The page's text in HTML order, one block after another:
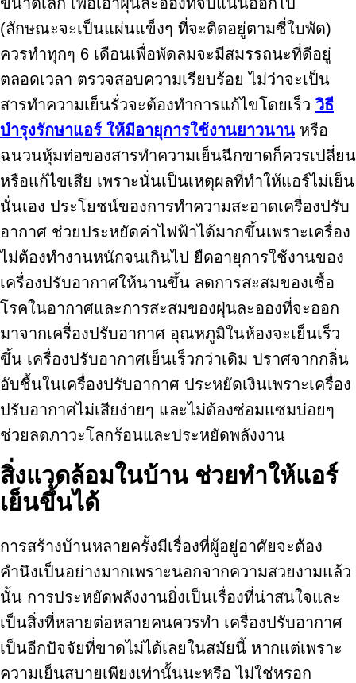
(ลักษณะจะเป็นแผ่นแข็งๆ ที่จะติดอยู่ตามซี่ใบพัด)
ควรทำทุกๆ 6 เดือนเพื่อพัดลมจะมีสมรรถนะที่ดีอยู่
ตลอดเวลา ตรวจสอบความเรียบร้อย ไม่ว่าจะเป็น
สารทำความเย็นรั่วจะต้องทำการแก้ไขโดยเร็ว วิธี
บำรุงรักษาแอร์ ให้มีอายุการใช้งานยาวนาน หรือ
ฉนวนหุ้มท่อของสารทำความเย็นฉีกขาดก็ควรเปลี่ยน
หรือแก้ไขเสีย เพราะนั่นเป็นเหตุผลที่ทำให้แอร์ไม่เย็น
นั่นเอง ประโยชน์ของการทำความสะอาดเครื่องปรับ
อากาศ ช่วยประหยัดค่าไฟฟ้าได้มากขึ้นเพราะเครื่อง
ไม่ต้องทำงานหนักจนเกินไป ยืดอายุการใช้งานของ
เครื่องปรับอากาศให้นานขึ้น ลดการสะสมของเชื้อ
โรคในอากาศและการสะสมของฝุ่นละอองที่จะออก
มาจากเครื่องปรับอากาศ อุณหภูมิในห้องจะเย็นเร็ว
ขึ้น เครื่องปรับอากาศเย็นเร็วกว่าเดิม ปราศจากกลิ่น
อับชื้นในเครื่องปรับอากาศ ประหยัดเงินเพราะเครื่อง
ปรับอากาศไม่เสียง่ายๆ และไม่ต้องซ่อมแซมบ่อยๆ
ช่วยลดภาวะโลกร้อนและประหยัดพลังงาน
สิ่งแวดล้อมในบ้าน ช่วยทำให้แอร์
เย็นขึ้นได้
การสร้างบ้านหลายครั้งมีเรื่องที่ผู้อยู่อาศัยจะต้อง
คำนึงเป็นอย่างมากเพราะนอกจากความสวยงามแล้ว
นั้น การประหยัดพลังงานยิ่งเป็นเรื่องที่น่าสนใจและ
เป็นสิ่งที่หลายต่อหลายคนควรทำ เครื่องปรับอากาศ
เป็นอีกปัจจัยที่ขาดไม่ได้เลยในสมัยนี้ หากแต่เพราะ
ความเย็นสบายเพียงเท่านั้นนะหรือ ไม่ใช่หรอก